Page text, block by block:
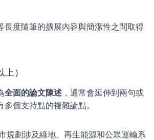
長度隨筆的擴展內容與簡潔性之間取得
）
全面的論文陳述 ，通常會延伸到兩句或
個支持點的複雜論點。
規劃涉及綠地、再生能源和公眾運輸系